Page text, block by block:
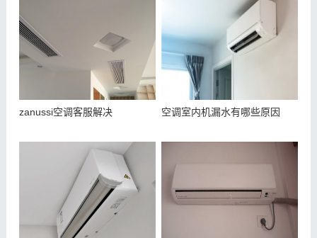
zanussi空调客服解决 空调室内机漏水有哪些原因